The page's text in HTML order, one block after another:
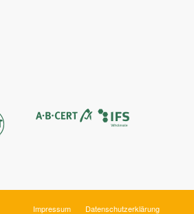
Impressum Datenschutzerklärung